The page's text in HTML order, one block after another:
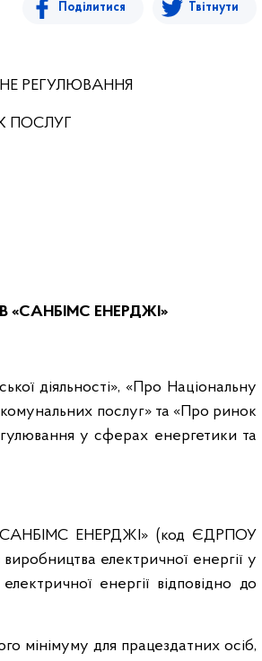
Поділитися Твітнути
РЕГУЛЮВАННЯ
ПОСЛУГ
«САНБІМС ЕНЕРДЖІ»
діяльності», «Про Національну
послуг» та «Про ринок
у сферах енергетики та
ЕНЕРДЖІ» (код ЄДРПОУ
електричної енергії у
енергії відповідно до
мінімуму для працездатних осіб,